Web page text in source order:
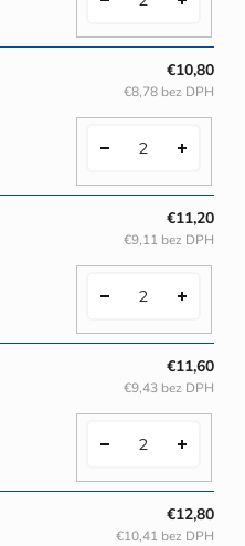
€10,80
€8,78 bez DPH
€11,20
€9,11 bez DPH
€11,60
€9,43 bez DPH
€12,80
€10,41 bez DPH